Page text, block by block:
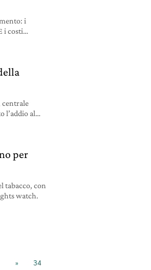
i
i costi
centrale
l’addio al
–
tra
per
tabacco, con
watch.
» 34